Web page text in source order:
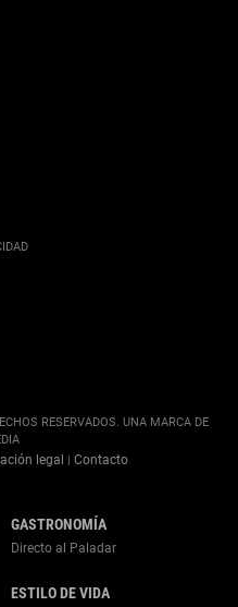
RESERVADOS. UNA MARCA DE
legal Contacto
GASTRONOMÍA
Directo al Paladar
ESTILO DE VIDA